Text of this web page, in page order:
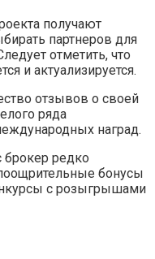
получают
партнеров для
отметить, что
и актуализируется.
отзывов о своей
ряда
наград.
редко
бонусы
с розыгрышами